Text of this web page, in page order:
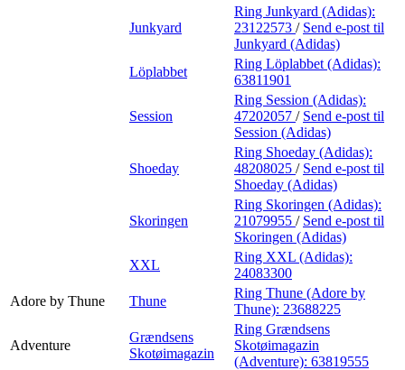
Junkyard
Ring Junkyard (Adidas):
23122573 / Send e-post til
Junkyard (Adidas)
Löplabbet
Ring Löplabbet (Adidas):
63811901
Session
Ring Session (Adidas):
47202057 / Send e-post til
Session (Adidas)
Shoeday
Ring Shoeday (Adidas):
48208025 / Send e-post til
Shoeday (Adidas)
Skoringen
Ring Skoringen (Adidas):
21079955 / Send e-post til
Skoringen (Adidas)
XXL
Ring XXL (Adidas):
24083300
Adore by Thune
Thune
Ring Thune (Adore by
Thune): 23688225
Adventure
Grændsens
Skotøimagazin
Ring Grændsens
Skotøimagazin
(Adventure): 63819555